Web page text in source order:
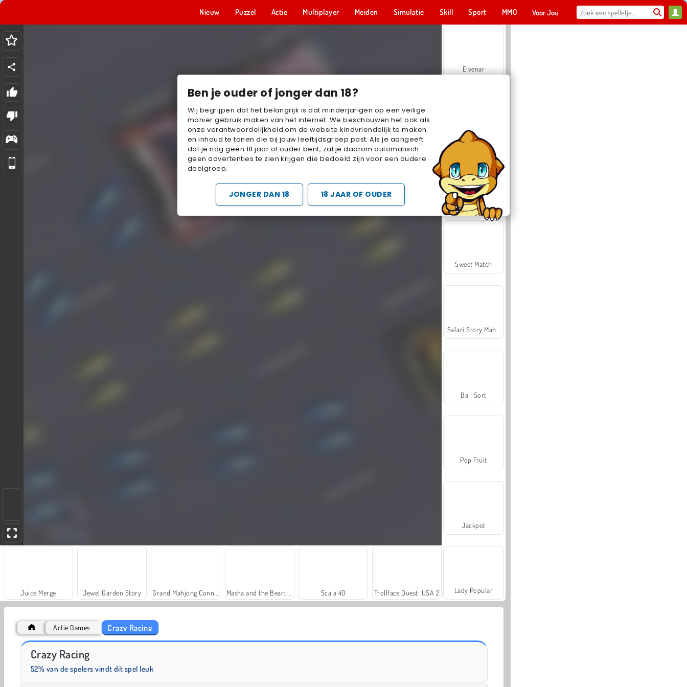
Ben je ouder of jonger dan 18?
Wij begrijpen dat het belangrijk is dat minderjarigen op een veilige
manier gebruik maken van het internet. We beschouwen het ook als
onze verantwoordelijkheid om de website kindvriendelijk te maken
en inhoud te tonen die bij jouw leeftijdsgroep past. Als je aangeeft
dat je nog geen 18 jaar of ouder bent, zal je daarom automatisch
geen advertenties te zien krijgen die bedoeld zijn voor een oudere
doelgroep.
JONGER DAN 18 18 JAAR OF OUDER
Nieuw Puzzel Actie Multiplayer Meiden Simulatie Skill Sport MMO Voor Jou
Juice Merge Jewel Garden Story Scala 40 Trollface Quest: USA 2
Elvenar
Sweet Match
Ball Sort
Pop Fruit
Jackpot
Lady Popular
Actie Games Crazy Racing
Crazy Racing
52% van de spelers vindt dit spel leuk